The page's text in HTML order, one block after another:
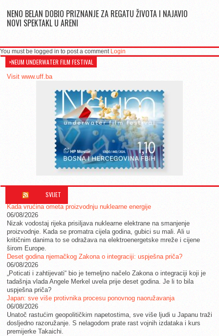
NENO BELAN DOBIO PRIZNANJE ZA REGATU ŽIVOTA I NAJAVIO
NOVI SPEKTAKL U ARENI
You must be logged in to post a comment Login
>NEUM UNDERWATER FILM FESTIVAL
Visit www.uff.ba
SVIJET
Kada vrućina ometa proizvodnju nuklearne energije
06/08/2026
Nizak vodostaj rijeka prisiljava nuklearne elektrane na smanjenje
proizvodnje. Kada se promatra cijela godina, gubici su mali. Ali u
kritičnim danima to se odražava na elektroenergetske mreže i cijene
širom Europe.
Deset godina njemačkog Zakona o integraciji: uspješna priča?
06/08/2026
„Poticati i zahtijevati“ bio je temeljno načelo Zakona o integraciji koji je
tadašnja vlada Angele Merkel uvela prije deset godina. Je li to bila
uspješna priča?
Japan: sve više protivnika procesu ponovnog naoružavanja
06/08/2026
Unatoč rastućim geopolitičkim napetostima, sve više ljudi u Japanu traži
dosljedno razoružanje. S nelagodom prate rast vojnih izdataka i kurs
premijerke Takaichi.